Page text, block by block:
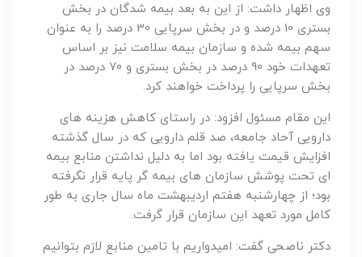
وی اظهار داشت: از این به بعد بیمه شدگان در بخش
بستری 10 درصد و در بخش سرپایی 30 درصد را به عنوان
سهم بیمه شده و سازمان بیمه سلامت نیز بر اساس
تعهدات خود 90 درصد در بخش بستری و 70 درصد در
بخش سرپایی را پرداخت خواهند کرد.
این مقام مسئول افزود: در راستای کاهش هزینه های
دارویی آحاد جامعه، صد قلم دارویی که در سال گذشته
افزایش قیمت یافته بود اما به دلیل نداشتن منابع بیمه
ای تحت پوشش سازمان های بیمه گر پایه قرار نگرفته
بود؛ از چهارشنبه هفتم اردیبهشت ماه سال جاری به طور
کامل مورد تعهد این سازمان قرار گرفت.
دکتر ناصحی گفت: امیدواریم با تامین منابع لازم بتوانیم